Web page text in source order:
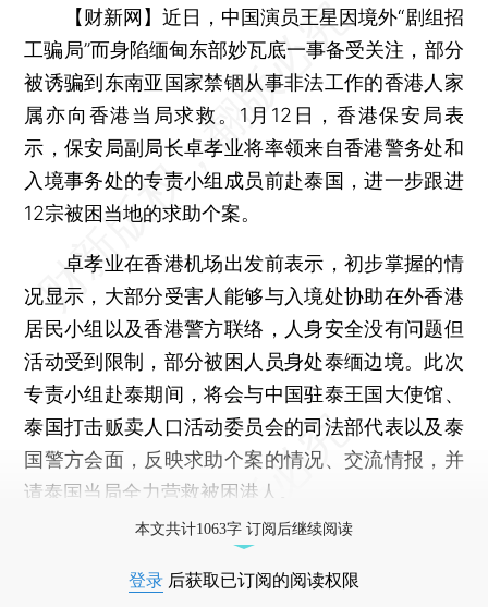
【财新网】 近日，中国演员王星因境外“剧组招
工骗局”而身陷缅甸东部妙瓦底一事备受关注，部分
被诱骗到东南亚国家禁锢从事非法工作的香港人家
属亦向香港当局求救。1月12日，香港保安局表
示，保安局副局长卓孝业将率领来自香港警务处和
入境事务处的专责小组成员前赴泰国，进一步跟进
12宗被困当地的求助个案。
卓孝业在香港机场出发前表示，初步掌握的情
况显示，大部分受害人能够与入境处协助在外香港
居民小组以及香港警方联络，人身安全没有问题但
活动受到限制，部分被困人员身处泰缅边境。此次
专责小组赴泰期间，将会与中国驻泰王国大使馆、
泰国打击贩卖人口活动委员会的司法部代表以及泰
国警方会面，反映求助个案的情况、交流情报，并
请泰国当局全力营救被困港人。
本文共计1063字 订阅后继续阅读
登录 后获取已订阅的阅读权限